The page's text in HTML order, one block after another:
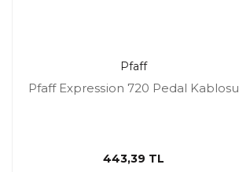
Pfaff
Pfaff Expression 720 Pedal Kablosu
443,39 TL